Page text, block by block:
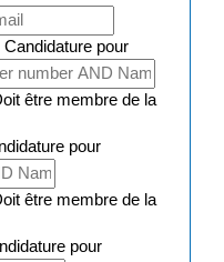
pour
être membre de la
pour
être membre de la
pour